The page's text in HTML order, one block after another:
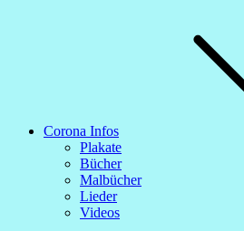
Corona Infos
Plakate
Bücher
Malbücher
Lieder
Videos